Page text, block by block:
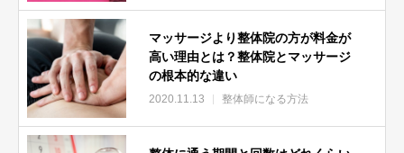
[/st-cmemo]
ことです。
その先生がどんな道筋を辿っていったかを根掘り葉掘り調べる
マッサージより整体院の方が料金が
高い理由とは？整体院とマッサージ
の根本的な違い
2020.11.13 整体師になる方法